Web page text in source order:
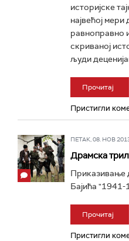
историјске
највећој
равноправно
скриваној
људи
Прочитај
Пристигли
ПЕТАК, 08. НОВ
Драмска
Приказивање
Бајића
Прочитај
Пристигли